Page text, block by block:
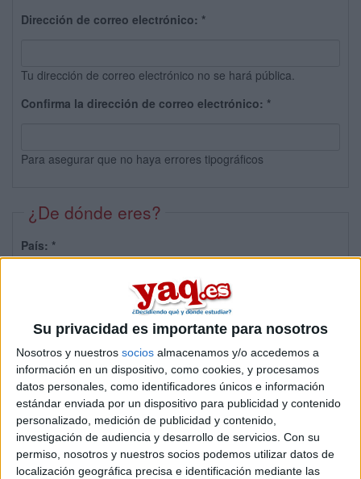
Su privacidad es importante para nosotros
Nosotros y nuestros socios almacenamos y/o accedemos a
información en un dispositivo, como cookies, y procesamos
datos personales, como identificadores únicos e información
estándar enviada por un dispositivo para publicidad y contenido
personalizado, medición de publicidad y contenido,
investigación de audiencia y desarrollo de servicios. Con su
permiso, nosotros y nuestros socios podemos utilizar datos de
localización geográfica precisa e identificación mediante las
Dirección de correo electrónico: *
Tu dirección de correo electrónico no se hará pública.
Confirma la dirección de correo electrónico: *
Para asegurar que no haya errores tipográficos
¿De dónde eres?
País: *
Sobre ti
Soy:*
Chico
Chica